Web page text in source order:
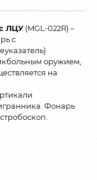
ЛЦУ(MGL-022R) –
с
оружием,
на
Фонарь